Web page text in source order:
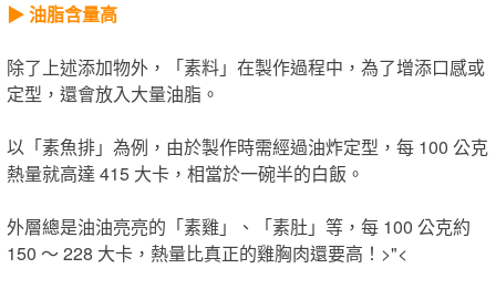
▶︎ 油脂含量高
除了上述添加物外，「素料」在製作過程中，為了增添口感或
定型，還會放入大量油脂。
以「素魚排」為例，由於製作時需經過油炸定型，每 100 公克
熱量就高達 415 大卡，相當於一碗半的白飯。
外層總是油油亮亮的「素雞」、「素肚」等，每 100 公克約
150 ～ 228 大卡，熱量比真正的雞胸肉還要高！>"<